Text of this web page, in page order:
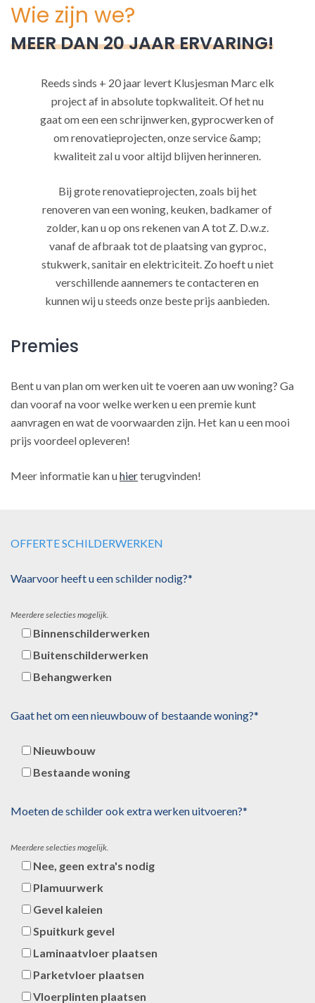
Wie zijn we?
MEER DAN 20 JAAR ERVARING!
Reeds sinds + 20 jaar levert Klusjesman Marc elk
project af in absolute topkwaliteit. Of het nu
gaat om een een schrijnwerken, gyprocwerken of
om renovatieprojecten, onze service &amp;
kwaliteit zal u voor altijd blijven herinneren.
Bij grote renovatieprojecten, zoals bij het
renoveren van een woning, keuken, badkamer of
zolder, kan u op ons rekenen van A tot Z. D.w.z.
vanaf de afbraak tot de plaatsing van gyproc,
stukwerk, sanitair en elektriciteit. Zo hoeft u niet
verschillende aannemers te contacteren en
kunnen wij u steeds onze beste prijs aanbieden.
Premies
Bent u van plan om werken uit te voeren aan uw woning? Ga
dan vooraf na voor welke werken u een premie kunt
aanvragen en wat de voorwaarden zijn. Het kan u een mooi
prijs voordeel opleveren!
Meer informatie kan uhierterugvinden!
OFFERTE SCHILDERWERKEN
Waarvoor heeft u een schilder nodig?*
Meerdere selecties mogelijk.
Binnenschilderwerken
Buitenschilderwerken
Behangwerken
Gaat het om een nieuwbouw of bestaande woning?*
Nieuwbouw
Bestaande woning
Moeten de schilder ook extra werken uitvoeren?*
Meerdere selecties mogelijk.
Nee, geen extra's nodig
Plamuurwerk
Gevel kaleien
Spuitkurk gevel
Laminaatvloer plaatsen
Parketvloer plaatsen
Vloerplinten plaatsen